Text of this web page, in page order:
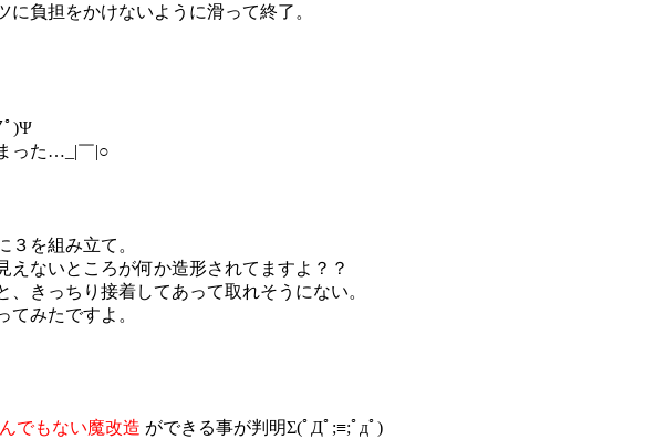
負担をかけないように滑って終了。
ﾟ)Ψ
った…_|￣|○
３を組み立て。
ないところが何か造形されてますよ？？
、きっちり接着してあって取れそうにない。
てみたですよ。
でもない魔改造 ができる事が判明Σ(ﾟДﾟ;≡;ﾟдﾟ)